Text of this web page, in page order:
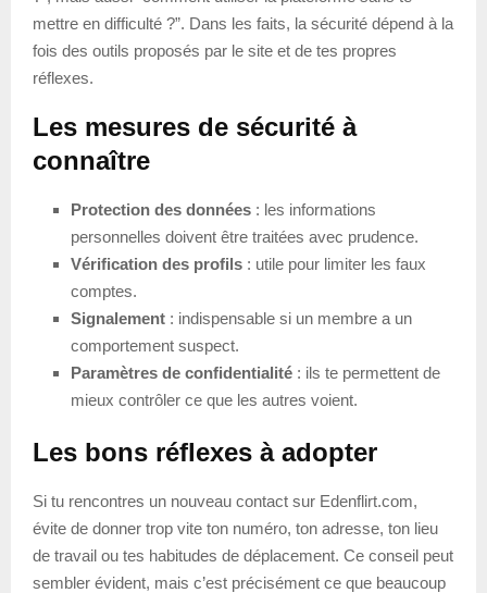
mettre en difficulté ?”. Dans les faits, la sécurité dépend à la
fois des outils proposés par le site et de tes propres
réflexes.
Les mesures de sécurité à
connaître
Protection des données : les informations
personnelles doivent être traitées avec prudence.
Vérification des profils : utile pour limiter les faux
comptes.
Signalement : indispensable si un membre a un
comportement suspect.
Paramètres de confidentialité : ils te permettent de
mieux contrôler ce que les autres voient.
Les bons réflexes à adopter
Si tu rencontres un nouveau contact sur Edenflirt.com,
évite de donner trop vite ton numéro, ton adresse, ton lieu
de travail ou tes habitudes de déplacement. Ce conseil peut
sembler évident, mais c’est précisément ce que beaucoup